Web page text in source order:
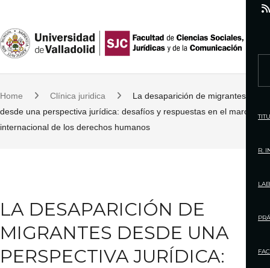
i
t
o
c
o
Home Clínica juridica
La desaparición de migrantes
desde una perspectiva jurídica: desafíos y respuestas en el marco
internacional de los derechos humanos
LA DESAPARICIÓN DE
MIGRANTES DESDE UNA
PERSPECTIVA JURÍDICA:
r
h
o
:
R.